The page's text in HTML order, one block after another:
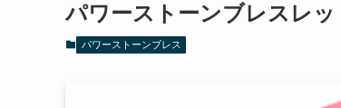
パワーストーンブレスレ
パワーストーンブレス